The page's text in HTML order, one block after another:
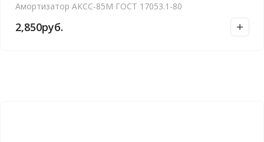
Амортизатор АКСС-85М ГОСТ 17053.1-80
2,850руб.